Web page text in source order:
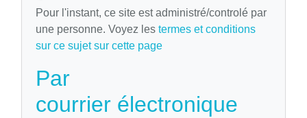
Pour l'instant, ce site est administré/controlé par
une personne. Voyez les termes et conditions
sur ce sujet sur cette page
Par
courrier électronique